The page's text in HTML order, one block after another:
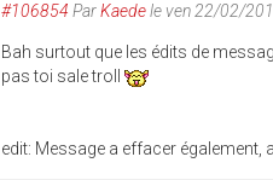
#106854 ParKaedele ven 22/02/
Bah surtout que les édits de
pas toi sale troll
edit: Message a effacer également,